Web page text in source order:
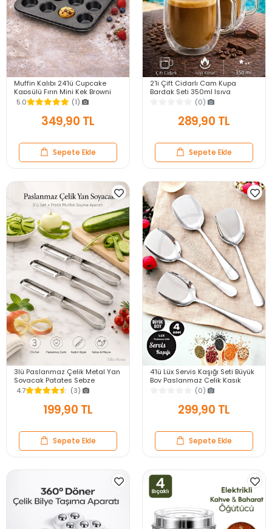
Muffin Kalıbı 24'lü Cupcake
Kapsülü Fırın Mini Kek Browni
Kekstra Kurabiye Kalıbı Muffin
Baking Pan
5.0 (1)
349,90 TL
Sepete Ekle
2'li Çift Cidarlı Cam Kupa
Bardak Seti 350ml Isıya
Dayanıklı Espresso Sunum
Kulplu Kahve Bardağı
(0)
289,90 TL
Sepete Ekle
3lü Paslanmaz Çelik Metal Yan
Soyacak Patates Sebze
Salatalık Havuç Soyacağı
Mutfak Soyma Aparatı
4.7 (3)
199,90 TL
Sepete Ekle
4'lü Lüx Servis Kaşığı Seti Büyük
Boy Paslanmaz Çelik Kaşık
Salata Yemek Mutfak Kaşığı
(0)
299,90 TL
Sepete Ekle